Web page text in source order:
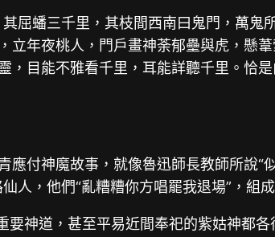
屈蟠三千里，其枝間西南曰鬼門，萬
立年夜桃人，門戶畫神荼郁壘與虎，懸
目能不雅看千里，耳能詳聽千里。恰
應付神魔故事，就像魯迅師長教師所說
人，他們“亂糟糟你方唱罷我退場”，組
神道，甚至平易近間奉祀的紫姑神都